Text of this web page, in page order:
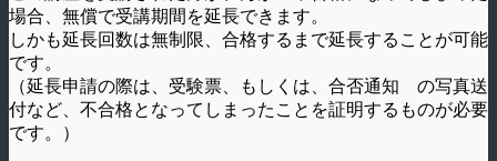
場合、無償で受講期間を延長できます。
しかも延長回数は無制限、合格するまで延長することが可能
です。
（延長申請の際は、受験票、もしくは、合否通知 の写真送
付など、不合格となってしまったことを証明するものが必要
です。）